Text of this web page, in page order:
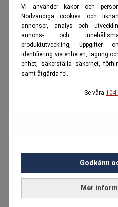
Vi använder kakor och
Nödvändiga cookies och
annonser, analys och
annons- och
produktutveckling, uppgifter
identifiering via enheten, lagring
enhet, säkerställa säkerhet,
samt åtgärda fel.
Se våra 104
Mer
Godkänn